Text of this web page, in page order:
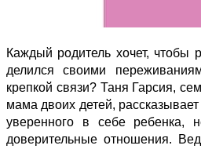
Каждый родитель хочет, чтобы
делился своими
крепкой связи? Таня Гарсия,
мама двоих детей,
уверенного в себе ребенка,
доверительные отношения.